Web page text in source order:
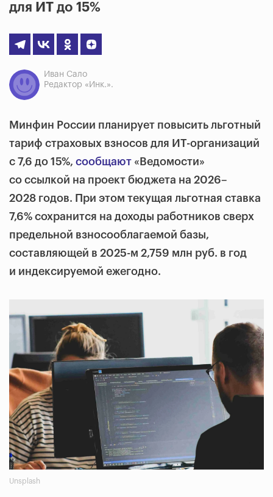
для ИТ до 15%
Иван Сало
Редактор «Инк.».
Минфин России планирует повысить льготный
тариф страховых взносов для ИТ-организаций
с 7,6 до 15%, сообщают «Ведомости»
со ссылкой на проект бюджета на 2026–
2028 годов. При этом текущая льготная ставка
7,6% сохранится на доходы работников сверх
предельной взносооблагаемой базы,
составляющей в 2025-м 2,759 млн руб. в год
и индексируемой ежегодно.
Unsplash